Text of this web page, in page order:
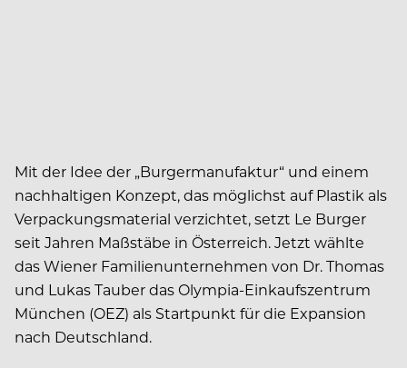
Mit der Idee der „Burgermanufaktur“ und einem
nachhaltigen Konzept, das möglichst auf Plastik als
Verpackungsmaterial verzichtet, setzt Le Burger
seit Jahren Maßstäbe in Österreich. Jetzt wählte
das Wiener Familienunternehmen von Dr. Thomas
und Lukas Tauber das Olympia-Einkaufszentrum
München (OEZ) als Startpunkt für die Expansion
nach Deutschland.